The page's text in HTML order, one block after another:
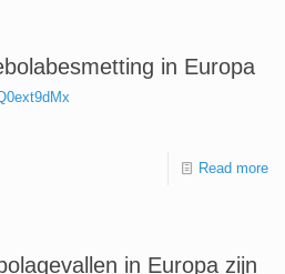
in Europa
Read more
in Europa zijn